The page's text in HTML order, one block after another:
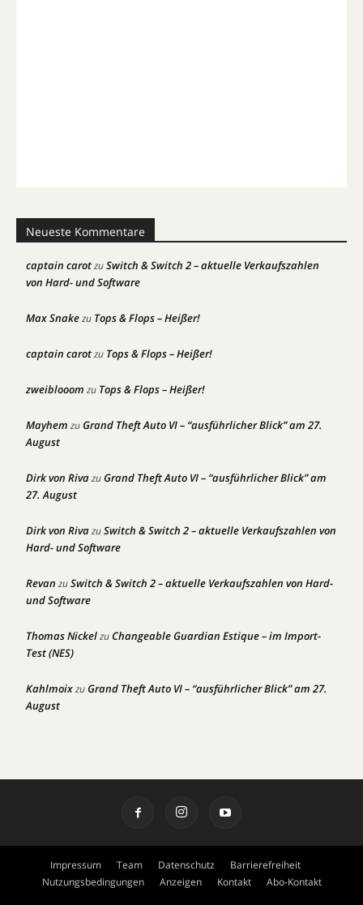
Neueste Kommentare
captain carotzuSwitch & Switch 2 – aktuelle Verkaufszahlen
von Hard- und Software
Max Snakezu Tops & Flops – Heißer!
captain carotzu Tops & Flops – Heißer!
zweiblooom zu Tops & Flops – Heißer!
Mayhem zuGrand Theft Auto VI – “ausführlicher Blick” am 27.
August
Dirk von RivazuGrand Theft Auto VI – “ausführlicher Blick” am
27. August
Dirk von RivazuSwitch & Switch 2 – aktuelle Verkaufszahlen von
Hard- und Software
Revan zuSwitch & Switch 2 – aktuelle Verkaufszahlen von Hard-
und Software
Thomas NickelzuChangeable Guardian Estique – im Import-
Test (NES)
KahlmoixzuGrand Theft Auto VI – “ausführlicher Blick” am 27.
August
Impressum Team Datenschutz
Barrierefreiheit
Nutzungsbedingungen
Anzeigen Kontakt Abo-Kontakt